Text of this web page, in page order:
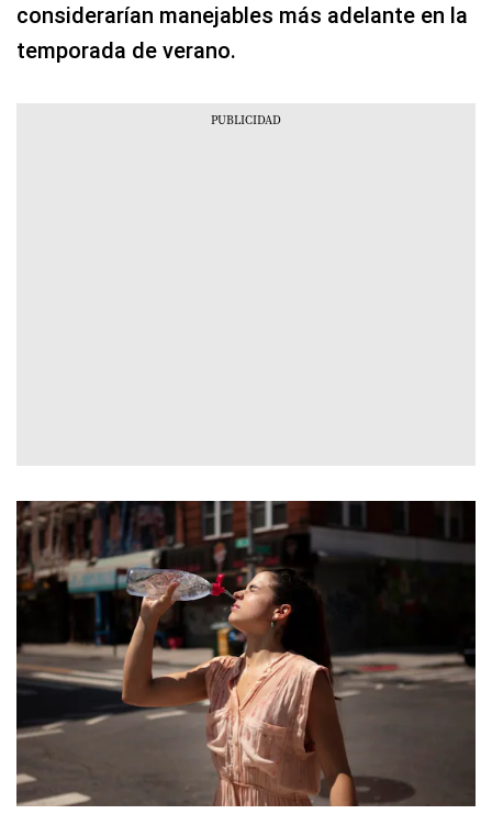
considerarían manejables más adelante en la
temporada de verano.